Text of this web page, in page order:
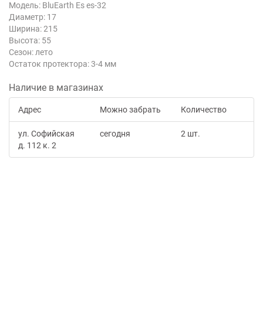
Модель: BluEarth Es es-32
Диаметр: 17
Ширина: 215
Высота: 55
Сезон: лето
Остаток протектора: 3-4 мм
Наличие в магазинах
Адрес Можно забрать Количество
ул. Софийская
д. 112 к. 2
сегодня 2 шт.